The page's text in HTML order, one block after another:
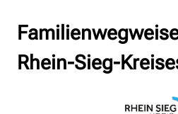
Rhein-Sieg-